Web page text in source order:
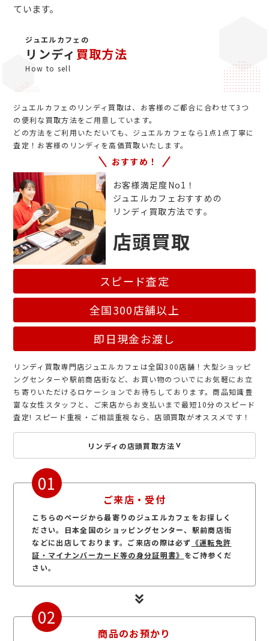
ています。
ジュエルカフェの
リンディ 買取方法
How to sell
ジュエルカフェのリンディ買取は、お客様のご都合に合わせて3つ
の便利な買取方法をご用意しています。
どの方法をご利用いただいても、ジュエルカフェなら1点1点丁寧に
査定！お客様のリンディを高価買取いたします。
おすすめ！
お客様満足度No1！
ジュエルカフェおすすめの
リンディ買取方法です。
店頭買取
スピード査定
全国300店舗以上
即日現金お渡し
リンディ買取専門店ジュエルカフェは全国300店舗！大型ショッピ
ングセンターや駅前商店街など、お買い物のついでにお気軽にお立
ち寄りいただけるロケーションでお待ちしております。商品知識豊
富な女性スタッフと、ご来店からお支払いまで最短10分のスピード
査定! スピード重視・ご相談重視なら、店頭買取がオススメです！
リンディの店頭買取方法
ご来店・受付
こちらのページから最寄りのジュエルカフェをお探しく
ださい。日本全国のショッピングセンター、駅前商店街
などに出店しております。ご来店の際は必ず 《運転免許
証・マイナンバーカード等の身分証明書》 をご持参くだ
さい。
01
商品のお預かり
02